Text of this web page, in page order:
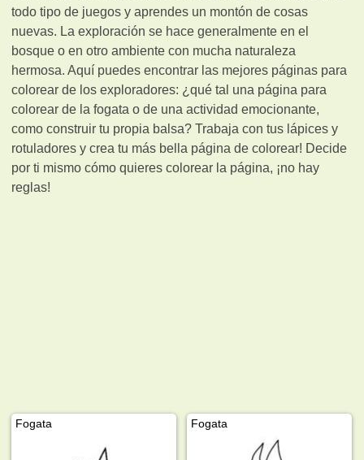
todo tipo de juegos y aprendes un montón de cosas
nuevas. La exploración se hace generalmente en el
bosque o en otro ambiente con mucha naturaleza
hermosa. Aquí puedes encontrar las mejores páginas para
colorear de los exploradores: ¿qué tal una página para
colorear de la fogata o de una actividad emocionante,
como construir tu propia balsa? Trabaja con tus lápices y
rotuladores y crea tu más bella página de colorear! Decide
por ti mismo cómo quieres colorear la página, ¡no hay
reglas!
Fogata Fogata